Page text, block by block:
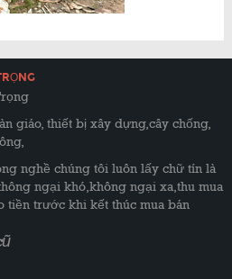
giáo, thiết bị xây dựng,cây chống,
nghề chúng tôi luôn lấy chữ tín là
ngại khó,không ngại xa,thu mua
tiền trước khi kết thúc mua bán